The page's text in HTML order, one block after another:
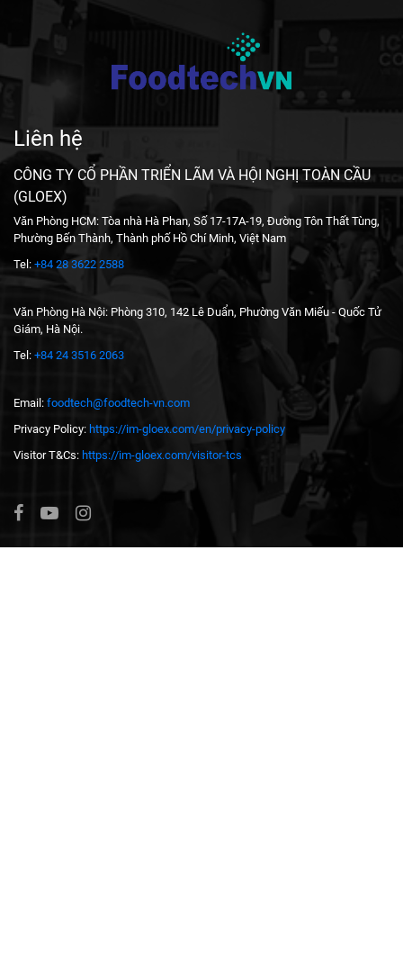
Liên hệ
CÔNG TY CỔ PHẦN TRIỂN LÃM VÀ HỘI NGHỊ TOÀN CẦU
(GLOEX)
Văn Phòng HCM: Tòa nhà Hà Phan, Số 17-17A-19, Đường Tôn Thất Tùng,
Phường Bến Thành, Thành phố Hồ Chí Minh, Việt Nam
Tel: +84 28 3622 2588
Văn Phòng Hà Nội: Phòng 310, 142 Lê Duẩn, Phường Văn Miếu - Quốc Tử
Giám, Hà Nội.
Tel: +84 24 3516 2063
Email: foodtech@foodtech-vn.com
Privacy Policy: https://im-gloex.com/en/privacy-policy
Visitor T&Cs: https://im-gloex.com/visitor-tcs